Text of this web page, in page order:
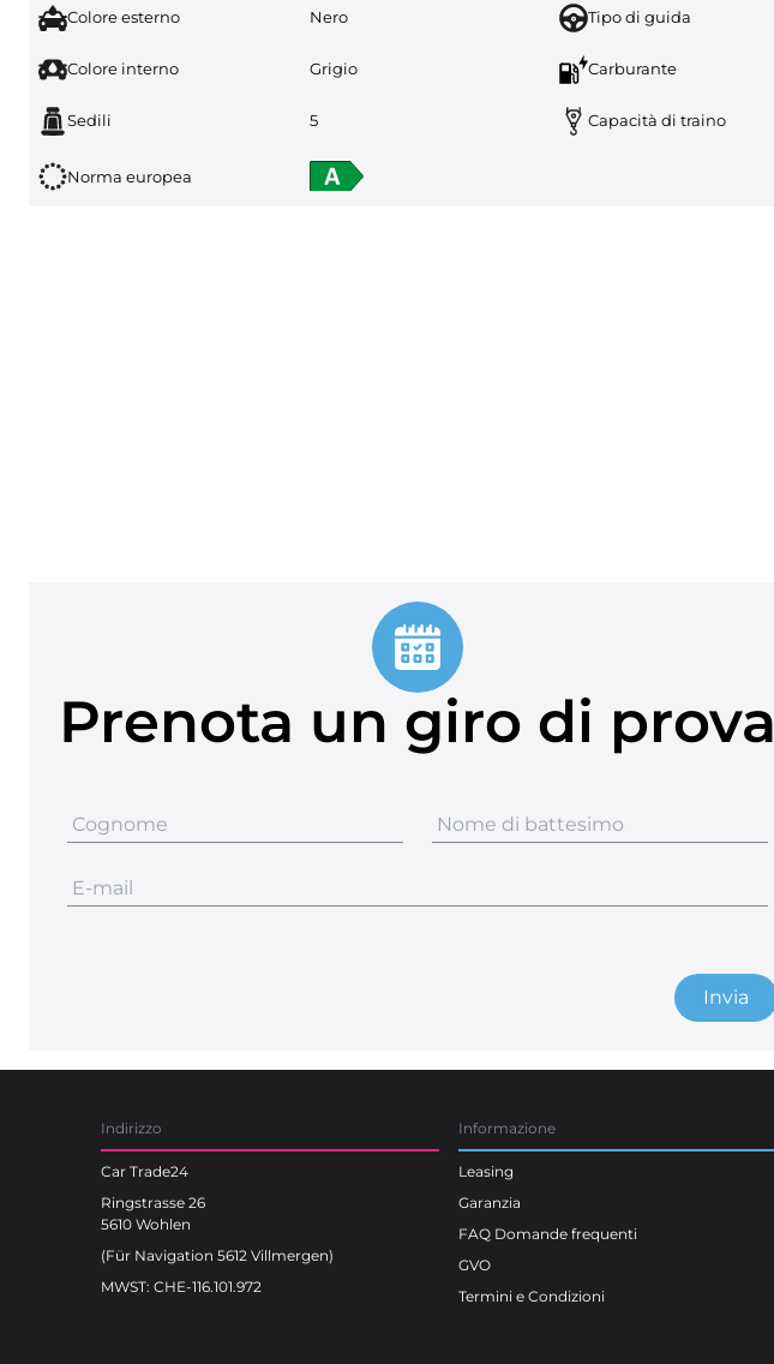
Colore esterno Nero Tipo di guida
Colore interno Grigio Carburante
Sedili 5 Capacità di traino
Norma europea
Prenota un giro di prova
Invia
Indirizzo
Car Trade24
Ringstrasse 26
5610 Wohlen
(Für Navigation 5612 Villmergen)
MWST: CHE-116.101.972
Informazione
Leasing
Garanzia
FAQ Domande frequenti
GVO
Termini e Condizioni